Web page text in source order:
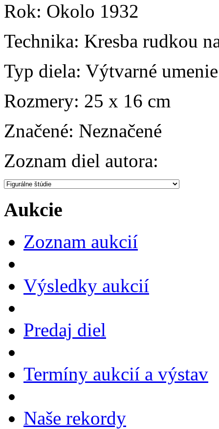
Rok: Okolo 1932
Technika: Kresba rudkou
Typ diela: Výtvarné umenie
Rozmery: 25 x 16 cm
Značené: Neznačené
Zoznam diel autora:
Aukcie
Zoznam aukcií
Výsledky aukcií
Predaj diel
Termíny aukcií a výstav
Naše rekordy